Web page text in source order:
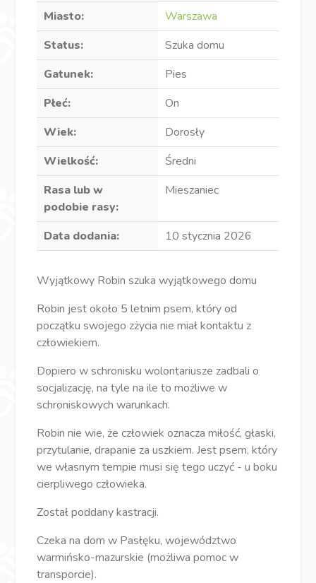
Miasto:
Warszawa
Status:
Szuka domu
Gatunek:
Pies
Płeć:
On
Wiek:
Dorosły
Wielkość:
Średni
Rasa lub w
podobie rasy:
Mieszaniec
Data dodania: 10 stycznia 2026
Wyjątkowy Robin szuka wyjątkowego domu
Robin jest około 5 letnim psem, który od
początku swojego zżycia nie miał kontaktu z
człowiekiem.
Dopiero w schronisku wolontariusze zadbali o
socjalizację, na tyle na ile to możliwe w
schroniskowych warunkach.
Robin nie wie, że człowiek oznacza miłość, głaski,
przytulanie, drapanie za uszkiem. Jest psem, który
we własnym tempie musi się tego uczyć - u boku
cierpliwego człowieka.
Został poddany kastracji.
Czeka na dom w Pasłęku, województwo
warmińsko-mazurskie (możliwa pomoc w
transporcie).